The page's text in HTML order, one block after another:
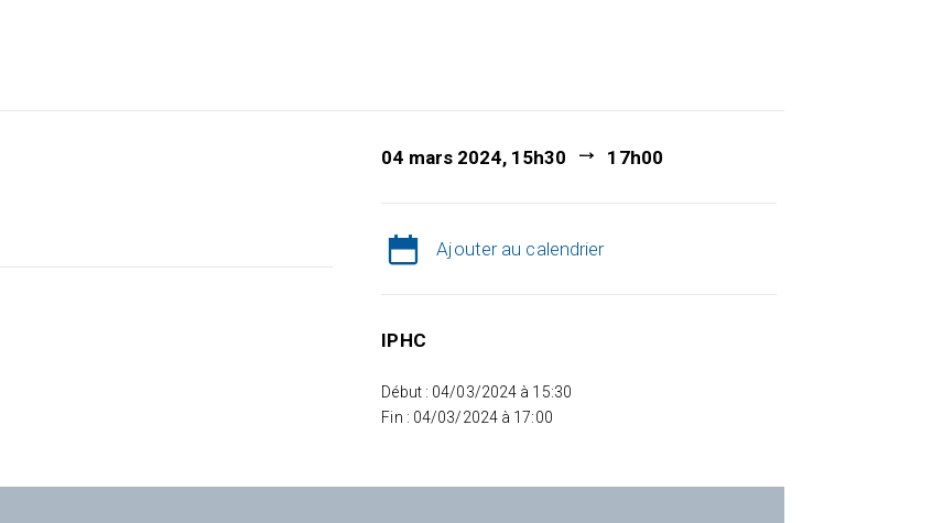
04 mars 2024, 15h30 17h00
Ajouter au calendrier
IPHC
Début : 04/03/2024 à 15:30
Fin : 04/03/2024 à 17:00